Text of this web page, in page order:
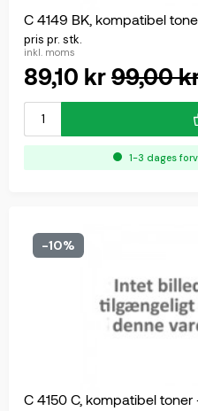
C 4149 BK, kompatibel
pris pr. stk.
inkl. moms
89,10 kr99,00
1-3 dages
-10%
C 4150 C, kompatibel